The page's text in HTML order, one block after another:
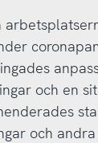
och en
och andra